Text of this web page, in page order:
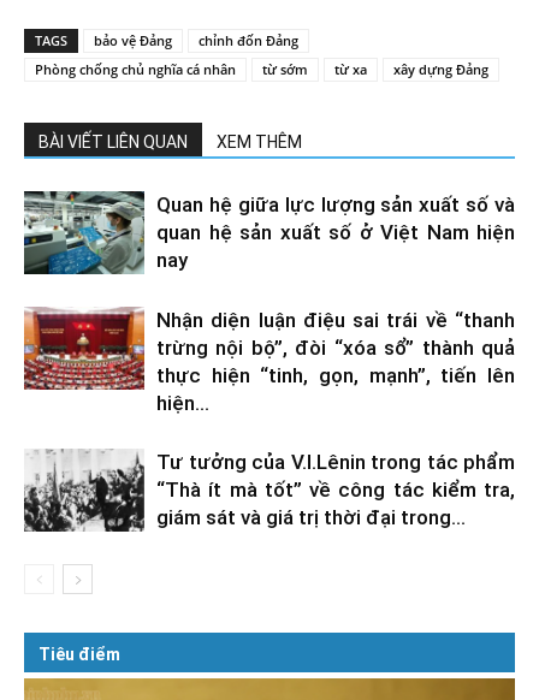
TAGS bảo vệ Đảng
chỉnh đốn Đảng
Phòng chống chủ nghĩa cá nhân
từ sớm từ xa xây dựng Đảng
BÀI VIẾT LIÊN QUAN XEM THÊM
Quan hệ giữa lực lượng sản xuất số và
quan hệ sản xuất số ở Việt Nam hiện
nay
Nhận diện luận điệu sai trái về “thanh
trừng nội bộ”, đòi “xóa sổ” thành quả
thực hiện “tinh, gọn, mạnh”, tiến lên
hiện...
Tư tưởng của V.I.Lênin trong tác phẩm
“Thà ít mà tốt” về công tác kiểm tra,
giám sát và giá trị thời đại trong...
Tiêu điểm